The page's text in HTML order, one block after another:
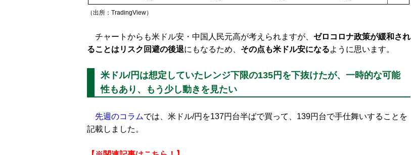
（出所：TradingView）
チャートからも米ドル安・中国人民元高が考えられますが、 ゼロコロナ政策が緩和され
ることはリスク回避の後退にもなるため、 その点も米ドル安になるように思います。
米ドル/円は想定していたレンジ下限の135円を下抜けたが、一時的な可能
性もあり、もう少し動きを見たい
先週のコラムでは、米ドル/円を137円台半ばで買って、139円台で手仕舞いすることを
記載しました。